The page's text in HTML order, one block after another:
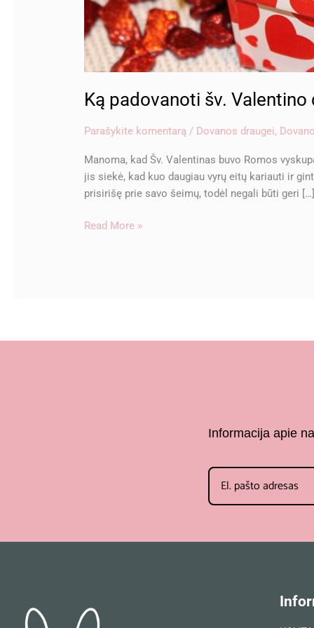
Ką padovanoti šv. Valentino
Parašykite komentarą / Dovanos draugei,
Manoma, kad Šv. Valentinas buvo Romos
jis siekė, kad kuo daugiau vyrų eitų kariauti ir
prisirišę prie savo šeimų, todėl negali būti geri […]
Read More »
Informacija apie